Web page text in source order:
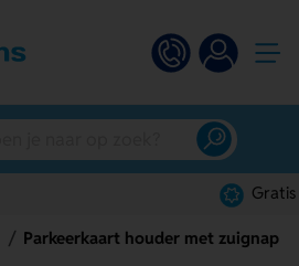
Parkeerkaart houder met zuignap